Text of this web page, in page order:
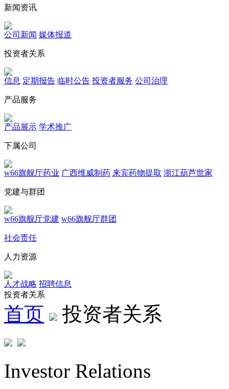
新闻资讯
公司新闻 媒体报道
投资者关系
信息 定期报告 临时公告 投资者服务 公司治理
产品服务
产品展示 学术推广
下属公司
w66旗舰厅药业 广西维威制药 来宾药物提取 浙江葫芦世家
党建与群团
w66旗舰厅党建 w66旗舰厅群团
社会责任
人力资源
人才战略 招聘信息
投资者关系
首页 投资者关系
Investor Relations